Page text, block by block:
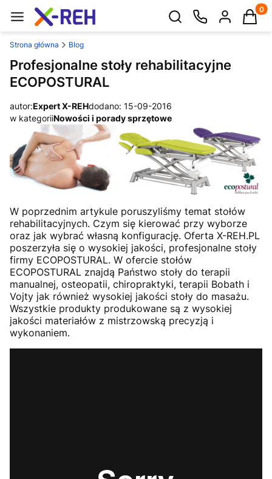
Otwórz wyszukiwarkę
Strona główna Blog
Profesjonalne stoły rehabilitacyjne
ECOPOSTURAL
autor:Expert X-REHdodano: 15-09-2016
w kategoriiNowości i porady sprzętowe
W poprzednim artykule poruszyliśmy temat stołów
rehabilitacyjnych. Czym się kierować przy wyborze
oraz jak wybrać własną konfigurację. Oferta X-REH.PL
poszerzyła się o wysokiej jakości, profesjonalne stoły
firmy ECOPOSTURAL. W ofercie stołów
ECOPOSTURAL znajdą Państwo stoły do terapii
manualnej, osteopatii, chiropraktyki, terapii Bobath i
Vojty jak również wysokiej jakości stoły do masażu.
Wszystkie produkty produkowane są z wysokiej
jakości materiałów z mistrzowską precyzją i
wykonaniem.